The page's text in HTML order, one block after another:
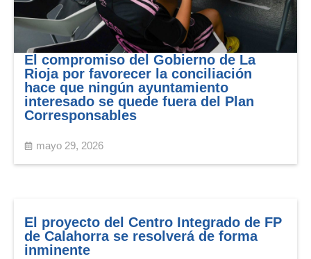
El compromiso del Gobierno de La
Rioja por favorecer la conciliación
hace que ningún ayuntamiento
interesado se quede fuera del Plan
Corresponsables
mayo 29, 2026
El proyecto del Centro Integrado de FP
de Calahorra se resolverá de forma
inminente